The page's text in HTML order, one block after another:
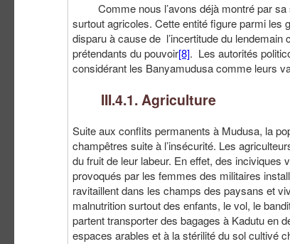
Comme nous l’avons déjà montré par sa
surtout agricoles. Cette entité figure parmi les
disparu à cause de l’incertitude du
prétendants du pouvoir[8]. Les autorités
considérant les Banyamudusa comme leurs
III.4.1. Agriculture
Suite aux conflits permanents à Mudusa, la
champêtres suite à l’insécurité. Les
du fruit de leur labeur. En effet, des
provoqués par les femmes des militaires
ravitaillent dans les champs des paysans et
malnutrition surtout des enfants, le vol, le
partent transporter des bagages à Kadutu en
espaces arables et à la stérilité du sol cultivé